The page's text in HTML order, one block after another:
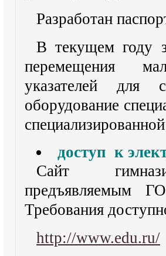
Разработан
В текущем году
перемещения
указателей для
оборудование
доступ к
Сайт
предъявляемым
Требования
http://www.edu.ru/